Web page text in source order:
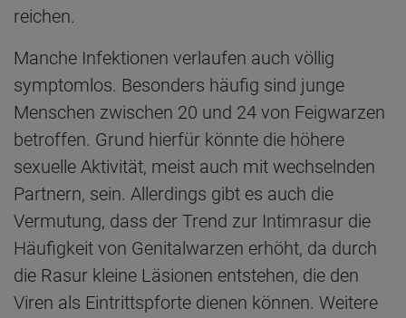
reichen.
Manche Infektionen verlaufen auch völlig
symptomlos. Besonders häufig sind junge
Menschen zwischen 20 und 24 von Feigwarzen
betroffen. Grund hierfür könnte die höhere
sexuelle Aktivität, meist auch mit wechselnden
Partnern, sein. Allerdings gibt es auch die
Vermutung, dass der Trend zur Intimrasur die
Häufigkeit von Genitalwarzen erhöht, da durch
die Rasur kleine Läsionen entstehen, die den
Viren als Eintrittspforte dienen können. Weitere